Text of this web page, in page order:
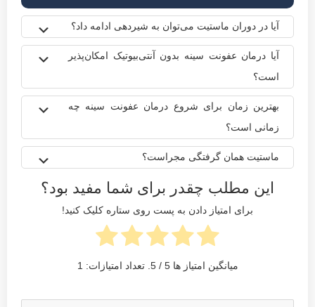
آیا در دوران ماستیت می‌توان به شیردهی ادامه داد؟
آیا درمان عفونت سینه بدون آنتی‌بیوتیک امکان‌پذیر
است؟
بهترین زمان برای شروع درمان عفونت سینه چه
زمانی است؟
ماستیت همان گرفتگی مجراست؟
این مطلب چقدر برای شما مفید بود؟
برای امتیاز دادن به پست روی ستاره کلیک کنید!
میانگین امتیاز ها5 / 5. تعداد امتیازات: 1